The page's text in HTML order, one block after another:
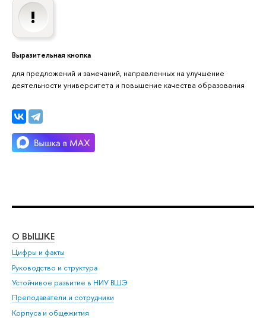
Выразительная кнопка
для предложений и замечаний, направленных на улучшение
деятельности университета и повышение качества образования
О ВЫШКЕ
Цифры и факты
Руководство и структура
Устойчивое развитие в НИУ ВШЭ
Преподаватели и сотрудники
Корпуса и общежития